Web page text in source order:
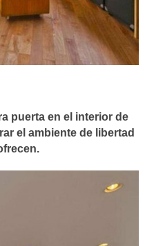
puerta en el interior de
el ambiente de libertad